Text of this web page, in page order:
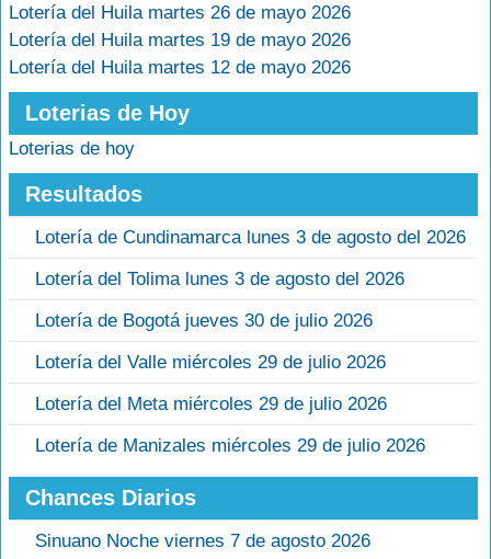
Lotería del Huila martes 26 de mayo 2026
Lotería del Huila martes 19 de mayo 2026
Lotería del Huila martes 12 de mayo 2026
Loterias de Hoy
Loterias de hoy
Resultados
Lotería de Cundinamarca lunes 3 de agosto del 2026
Lotería del Tolima lunes 3 de agosto del 2026
Lotería de Bogotá jueves 30 de julio 2026
Lotería del Valle miércoles 29 de julio 2026
Lotería del Meta miércoles 29 de julio 2026
Lotería de Manizales miércoles 29 de julio 2026
Chances Diarios
Sinuano Noche viernes 7 de agosto 2026